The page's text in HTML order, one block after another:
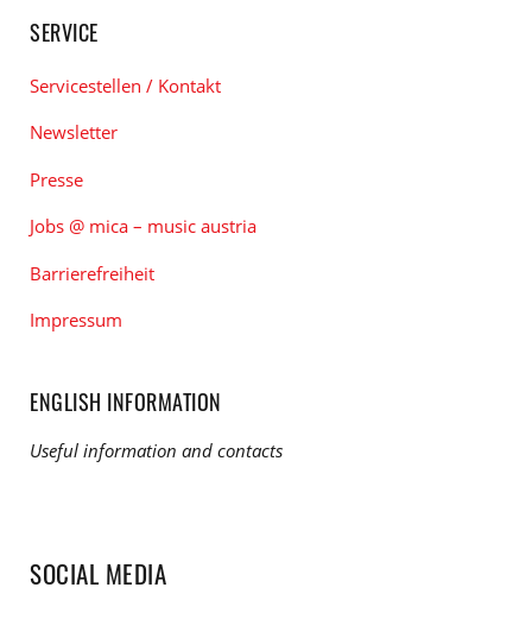
SERVICE
Servicestellen / Kontakt
Newsletter
Presse
Jobs @ mica – music austria
Barrierefreiheit
Impressum
ENGLISH INFORMATION
Useful information and contacts
SOCIAL MEDIA